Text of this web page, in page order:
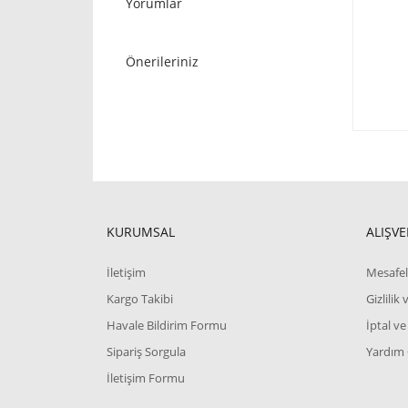
Önerileriniz
KURUMSAL
İletişim
Kargo Takibi
Havale Bildirim Formu
Sipariş Sorgula
İletişim Formu
Gizlilik
İptal ve